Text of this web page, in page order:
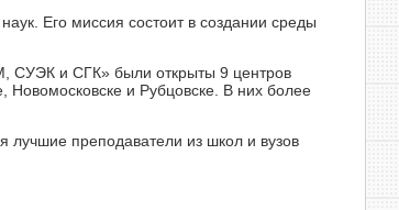
Его миссия состоит в создании среды
СУЭК и СГК» были открыты 9 центров
Новомосковске и Рубцовске. В них более
преподаватели из школ и вузов